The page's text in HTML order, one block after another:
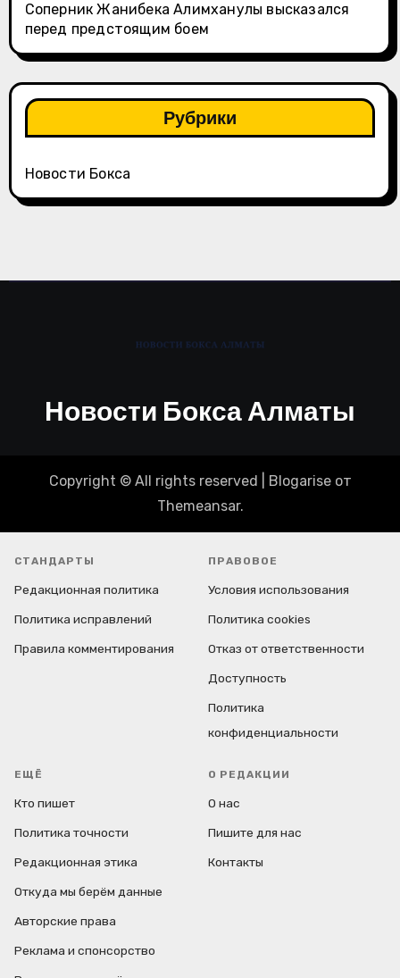
Соперник Жанибека Алимханулы высказался
перед предстоящим боем
Рубрики
Новости Бокса
Новости Бокса Алматы
Copyright © All rights reserved Blogariseот
Themeansar.
СТАНДАРТЫ
Редакционная политика
Политика исправлений
Правила комментирования
ПРАВОВОЕ
Условия использования
Политика cookies
Отказ от ответственности
Доступность
Политика
конфиденциальности
ЕЩЁ
Кто пишет
Политика точности
Редакционная этика
Откуда мы берём данные
Авторские права
Реклама и спонсорство
О РЕДАКЦИИ
О нас
Пишите для нас
Контакты